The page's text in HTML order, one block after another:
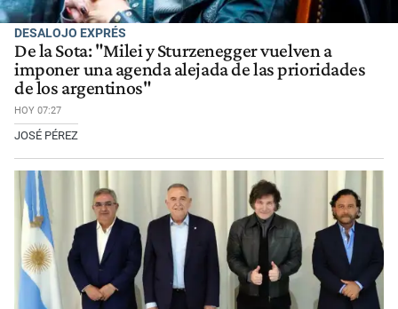
DESALOJO EXPRÉS
De la Sota: "Milei y Sturzenegger vuelven a
imponer una agenda alejada de las prioridades
de los argentinos"
HOY 07:27
JOSÉ PÉREZ